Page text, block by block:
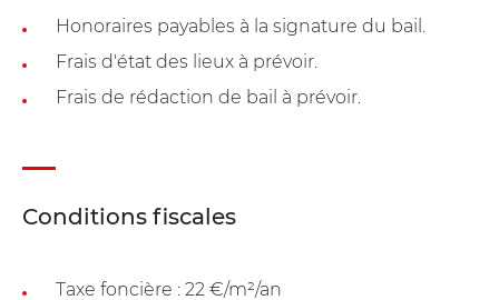
Honoraires payables à la signature du bail.
Frais d'état des lieux à prévoir.
Frais de rédaction de bail à prévoir.
Conditions fiscales
Taxe foncière : 22 €/m²/an